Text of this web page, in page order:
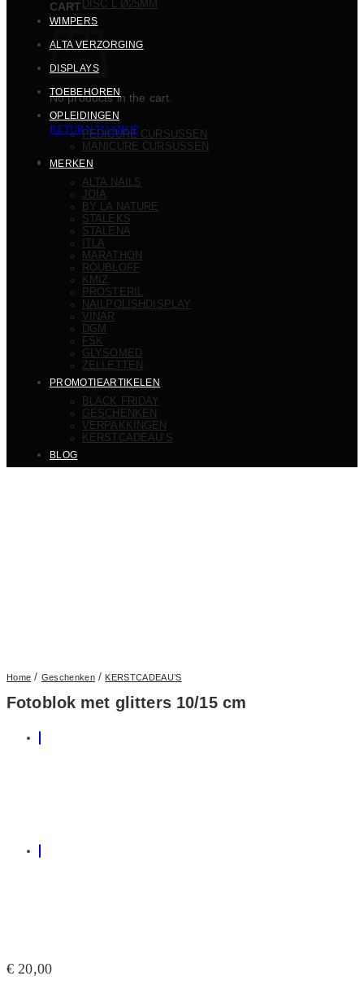
CART
No products in the cart.
RETURN TO SHOP
DISC L Ø25MM
WIMPERS
ALTA VERZORGING
DISPLAYS
TOEBEHOREN
OPLEIDINGEN
PEDICURE CURSUSSEN
MANICURE CURSUSSEN
MERKEN
ALTA NAILS
JOIA
BY LA NATURE
STALEKS
STALENA
ITLA
MARATHON
ROUBLOFF
KMIZ
PROSTERIL
NAILPOLISHDISPLAY
VINAR
DGM
FSK
GLYSOMED
ZELLETTEN
PROMOTIEARTIKELEN
BLACK FRIDAY
GESCHENKEN
VERPAKKINGEN
KERSTCADEAU’S
BLOG
Home / Geschenken / KERSTCADEAU’S
Fotoblok met glitters 10/15 cm
€ 20,00